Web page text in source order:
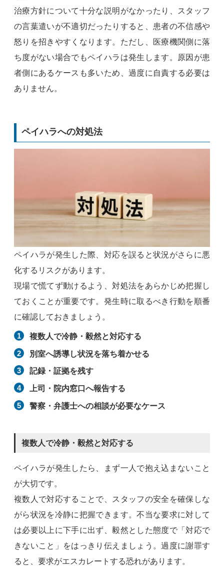
治療方針について十分な説明がなかったり、スタッフ
の言葉遣いが不適切だったりすると、患者の不信感や
怒りを招きやすくなります。ただし、医療機関側に落
ち度がない場合でもペイハラは発生します。原因が患
者側にあるケースも多いため、過度に自責する必要は
ありません。
ペイハラへの対処法
ペイハラが発生した際、対応を誤ると状況がさらに悪
化するリスクがあります。
現場で慌てず動けるよう、対処法をあらかじめ把握し
ておくことが重要です。発生時に取るべき行動を順番
に確認しておきましょう。
複数人で冷静・毅然と対応する
別室へ誘導し状況を落ち着かせる
記録・証拠を残す
上司・院内窓口へ報告する
警察・弁護士への相談が必要なケース
複数人で冷静・毅然と対応する
ペイハラが発生したら、まず一人で抱え込まないこと
が大切です。
複数人で対応することで、スタッフの安全を確保しな
がら状況を冷静に把握できます。不当な要求に対して
は必要以上に下手に出ず、毅然とした態度で「対応で
きないこと」をはっきり伝えましょう。過度に謝罪す
ると、要求がエスカレートする恐れがあります。